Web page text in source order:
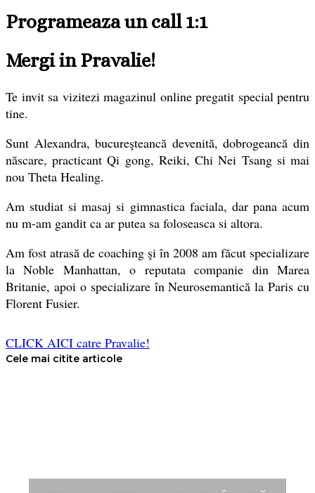
Programeaza un call 1:1
Mergi in Pravalie!
Te invit sa vizitezi magazinul online pregatit special pentru
tine.
Sunt Alexandra, bucureşteancă devenită, dobrogeancă din
născare, practicant Qi gong, Reiki, Chi Nei Tsang si mai
nou Theta Healing.
Am studiat si masaj si gimnastica faciala, dar pana acum
nu m-am gandit ca ar putea sa foloseasca si altora.
Am fost atrasă de coaching şi în 2008 am făcut specializare
la Noble Manhattan, o reputata companie din Marea
Britanie, apoi o specializare în Neurosemantică la Paris cu
Florent Fusier.
CLICK AICI catre Pravalie!
Cele mai citite articole